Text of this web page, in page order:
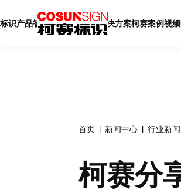
标识产品智慧标识智慧展厅解决方案柯赛案例视
首页 新闻中心 行业新闻
柯赛分